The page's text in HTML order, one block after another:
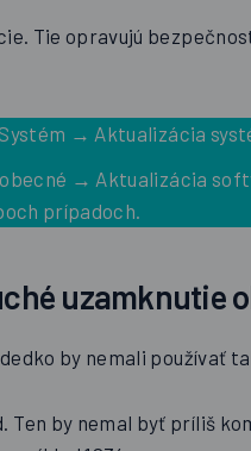
Tie opravujú
→ Aktualizácia
→ Aktualizácia
prípadoch.
uzamknutie
by nemali používať
Ten by nemal byť príliš